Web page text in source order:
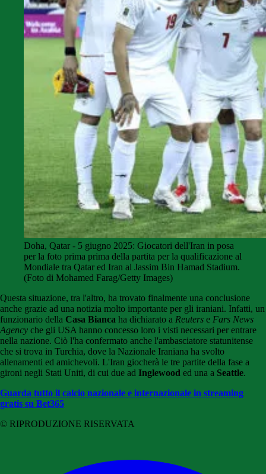
Doha, Qatar - 5 giugno 2025: Giocatori dell'Iran in posa
per la foto prima prima della partita per la qualificazione al
Mondiale tra Qatar ed Iran al Jassim Bin Hamad Stadium.
(Foto di Mohamed Farag/Getty Images)
Questa situazione, tra l'altro, ha trovato finalmente una conclusione
anche grazie ad una notizia molto importante per gli iraniani. Infatti, un
funzionario della Casa Bianca ha dichiarato a Reuters e Fars News
Agency che gli USA hanno concesso loro i visti necessari per entrare
nella nazione. Ciò l'ha confermato anche l'ambasciatore statunitense
che si trova in Turchia, dove la Nazionale Iraniana ha svolto
allenamenti ed amichevoli. L'Iran giocherà le tre partite della fase a
gironi negli Stati Uniti, di cui due ad Inglewood ed una a Seattle.
Guarda tutto il calcio nazionale e internazionale in streaming
gratis su Bet365
© RIPRODUZIONE RISERVATA